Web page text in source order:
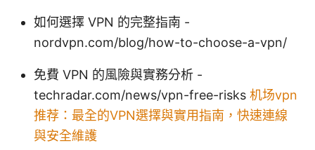
如何選擇 VPN 的完整指南 -
nordvpn.com/blog/how-to-choose-a-vpn/
免費 VPN 的風險與實務分析 -
techradar.com/news/vpn-free-risks 机场vpn
推荐：最全的VPN選擇與實用指南，快速連線
與安全維護